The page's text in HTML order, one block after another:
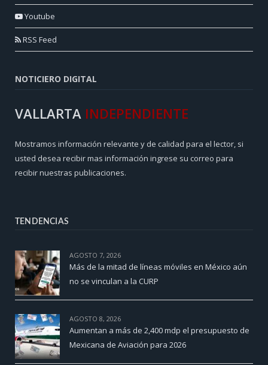
Youtube
RSS Feed
NOTICIERO DIGITAL
VALLARTA INDEPENDIENTE
Mostramos información relevante y de calidad para el lector, si
usted desea recibir mas información ingrese su correo para
recibir nuestras publicaciones.
TENDENCIAS
AGOSTO 7, 2026
Más de la mitad de líneas móviles en México aún
no se vinculan a la CURP
AGOSTO 8, 2026
Aumentan a más de 2,400 mdp el presupuesto de
Mexicana de Aviación para 2026